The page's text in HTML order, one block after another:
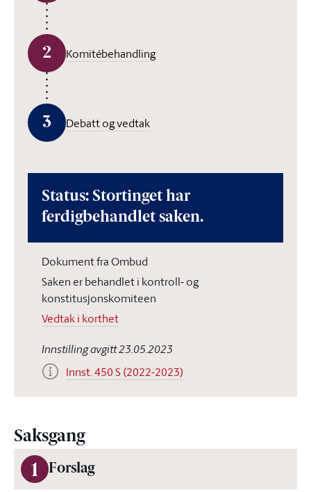
2 Komitébehandling
3 Debatt og vedtak
Status: Stortinget har
ferdigbehandlet saken.
Dokument fra Ombud
Saken er behandlet i kontroll- og
konstitusjonskomiteen
Vedtak i korthet
Innstilling avgitt 23.05.2023
Innst. 450 S (2022-2023)
Saksgang
1 Forslag